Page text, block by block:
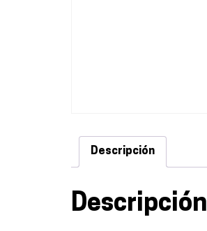
Descripción
Descripción